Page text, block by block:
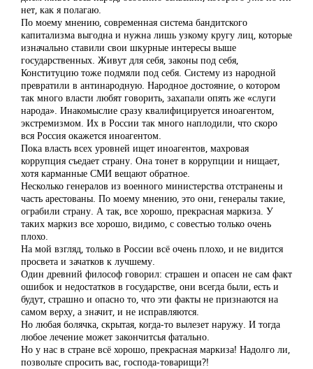
нет, как я полагаю.
По моему мнению, современная система бандитского
капитализма выгодна и нужна лишь узкому кругу лиц, которые
изначально ставили свои шкурные интересы выше
государственных. Живут для себя, законы под себя,
Конституцию тоже подмяли под себя. Систему из народной
превратили в антинародную. Народное достояние, о котором
так много власти любят говорить, захапали опять же «слуги
народа». Инакомыслие сразу квалифицируется иноагентом,
экстремизмом. Их в России так много наплодили, что скоро
вся Россия окажется иноагентом.
Пока власть всех уровней ищет иноагентов, махровая
коррупция съедает страну. Она тонет в коррупции и нищает,
хотя карманные СМИ вещают обратное.
Несколько генералов из военного министерства отстранены и
часть арестованы. По моему мнению, это они, генералы такие,
ограбили страну. А так, все хорошо, прекрасная маркиза. У
таких маркиз все хорошо, видимо, с совестью только очень
плохо.
На мой взгляд, только в России всё очень плохо, и не видится
просвета и зачатков к лучшему.
Один древний философ говорил: страшен и опасен не сам факт
ошибок и недостатков в государстве, они всегда были, есть и
будут, страшно и опасно то, что эти факты не признаются на
самом верху, а значит, и не исправляются.
Но любая болячка, скрытая, когда-то вылезет наружу. И тогда
любое лечение может закончитсья фатально.
Но у нас в стране всё хорошо, прекрасная маркиза! Надолго ли,
позвольте спросить вас, господа-товарищи?!